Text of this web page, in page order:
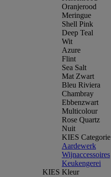
Oranjerood
Meringue
Shell Pink
Deep Teal
Wit
Azure
Flint
Sea Salt
Mat Zwart
Bleu Riviera
Chambray
Ebbenzwart
Multicolour
Rose Quartz
Nuit
KIES Categorie
Aardewerk
Wijnaccessoires
Keukengerei
KIES Kleur